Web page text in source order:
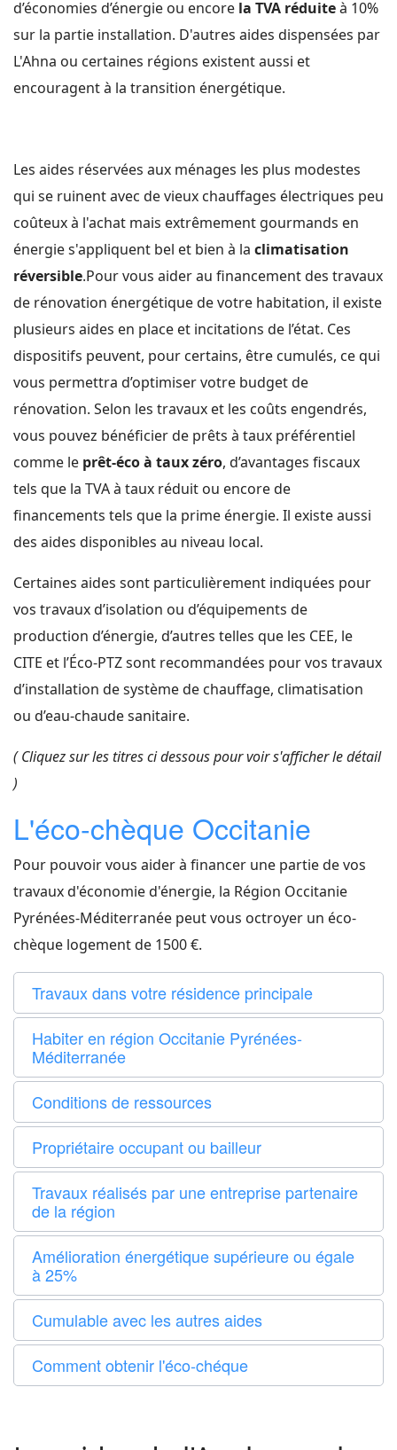
d’économies d’énergie ou encore la TVA réduiteà 10%
sur la partie installation. D'autres aides dispensées par
L'Ahna ou certaines régions existent aussi et
encouragent à la transition énergétique.
Les aides réservées aux ménages les plus modestes
qui se ruinent avec de vieux chauffages électriques peu
coûteux à l'achat mais extrêmement gourmands en
énergie s'appliquent bel et bien à la climatisation
réversible.Pour vous aider au financement des travaux
de rénovation énergétique de votre habitation, il existe
plusieurs aides en place et incitations de l’état. Ces
dispositifs peuvent, pour certains, être cumulés, ce qui
vous permettra d’optimiser votre budget de
rénovation. Selon les travaux et les coûts engendrés,
vous pouvez bénéficier de prêts à taux préférentiel
comme le prêt-éco à taux zéro, d’avantages fiscaux
tels que la TVA à taux réduit ou encore de
financements tels que la prime énergie. Il existe aussi
des aides disponibles au niveau local.
Certaines aides sont particulièrement indiquées pour
vos travaux d’isolation ou d’équipements de
production d’énergie, d’autres telles que les CEE, le
CITE et l’Éco-PTZ sont recommandées pour vos travaux
d’installation de système de chauffage, climatisation
ou d’eau-chaude sanitaire.
( Cliquez sur les titres ci dessous pour voir s'afficher le détail
)
L'éco-chèque Occitanie
Pour pouvoir vous aider à financer une partie de vos
travaux d'économie d'énergie, la Région Occitanie
Pyrénées-Méditerranée peut vous octroyer un éco-
chèque logement de 1500 €.
Travaux dans votre résidence principale
Habiter en région Occitanie Pyrénées-
Méditerranée
Conditions de ressources
Propriétaire occupant ou bailleur
Travaux réalisés par une entreprise partenaire
de la région
Amélioration énergétique supérieure ou égale
à 25%
Cumulable avec les autres aides
Comment obtenir l'éco-chéque